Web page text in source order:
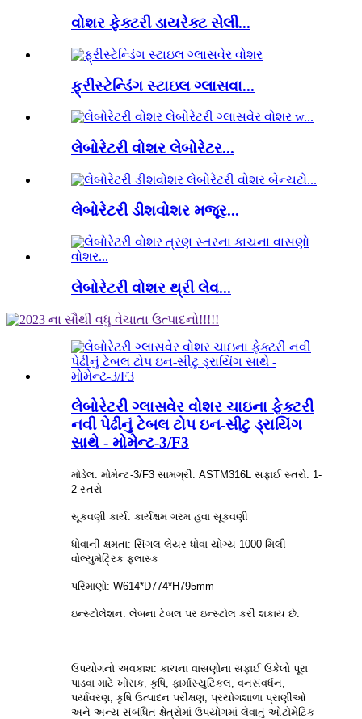
વોશર ફેક્ટરી ડાયરેક્ટ સેલી...
ફ્રીસ્ટેન્ડિંગ સ્ટાઇલ ગ્લાસવા...
લેબોરેટરી વોશર લેબોરેટર...
લેબોરેટરી ડીશવોશર મજૂર...
લેબોરેટરી વોશર થ્રી લેવ...
લેબોરેટરી ગ્લાસવેર વોશર ચાઇના ફેક્ટરી
નવી પેઢીનું ટેબલ ટોપ ઇન-સીટુ ડ્રાયિંગ
સાથે - મોમેન્ટ-3/F3
મોડેલ: મોમેન્ટ-3/F3 સામગ્રી: ASTM316L સફાઈ સ્તરો: 1-
2 સ્તરો
સૂકવણી કાર્ય: કાર્યક્ષમ ગરમ હવા સૂકવણી
ધોવાની ક્ષમતા: સિંગલ-લેયર ધોવા યોગ્ય 1000 મિલી
વોલ્યુમેટ્રિક ફ્લાસ્ક
પરિમાણો: W614*D774*H795mm
ઇન્સ્ટોલેશન: લેબના ટેબલ પર ઇન્સ્ટોલ કરી શકાય છે.
ઉપયોગનો અવકાશ: કાચના વાસણોના સફાઈ ઉકેલો પૂરા
પાડવા માટે ખોરાક, કૃષિ, ફાર્માસ્યુટિકલ, વનસંવર્ધન,
પર્યાવરણ, કૃષિ ઉત્પાદન પરીક્ષણ, પ્રયોગશાળા પ્રાણીઓ
અને અન્ય સંબંધિત ક્ષેત્રોમાં ઉપયોગમાં લેવાતું ઓટોમેટિક